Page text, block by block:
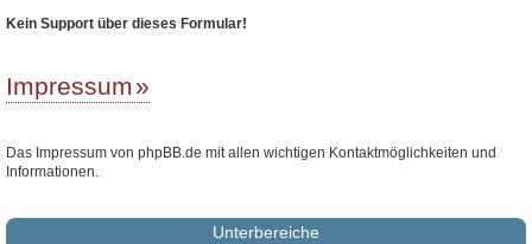
Kein Support über dieses Formular!
Impressum
Das Impressum von phpBB.de mit allen wichtigen Kontaktmöglichkeiten und
Informationen.
Unterbereiche